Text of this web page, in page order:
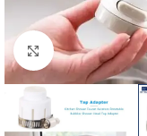
Click to enlarge